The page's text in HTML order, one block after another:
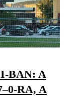
BAN: A
RA, A